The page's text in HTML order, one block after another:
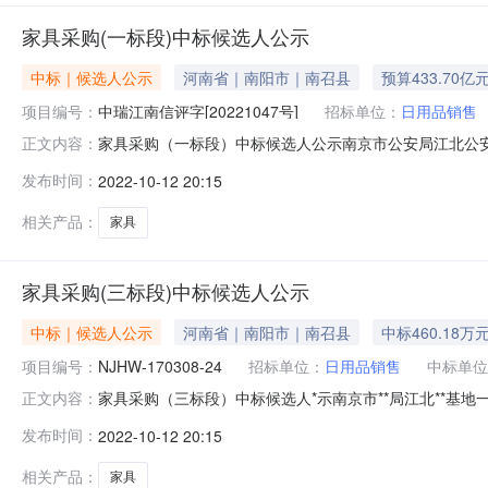
家具采购(一标段)中标候选人公示
中标｜候选人公示 河南省｜南阳市｜南召县
预算433.70亿
项目编号： 中瑞江南信评字[20221047号] 招标单位： 日用品销售
正文内容： 家具采购（一标段）中标候选人公示南京市公安局江北
合评估法二、中标候选人名单第一名第二名第三名中标
价（万元）65
发布时间： 2022-10-12 20:15
相关产品：
家具
家具采购(三标段)中标候选人公示
中标｜候选人公示 河南省｜南阳市｜南召县
中标460.18万
项目编号： NJHW-170308-24 招标单位： 日用品销售
中标单
正文内容： 家具采购（三标段）中标候选人*示南京市**局江北**基
选人名单第一名第二名第三名中标候选人名称广东中泰
发布时间： 2022-10-12 20:15
相关产品：
家具